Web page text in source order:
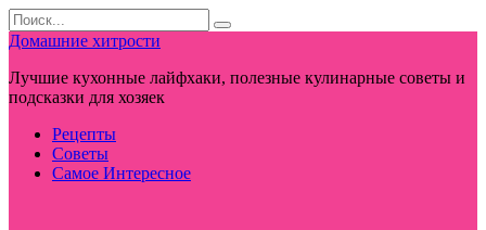
Перейти
к
контенту
Search
for:
Домашние хитрости
Лучшие кухонные лайфхаки, полезные кулинарные советы и
подсказки для хозяек
Рецепты
Советы
Самое Интересное